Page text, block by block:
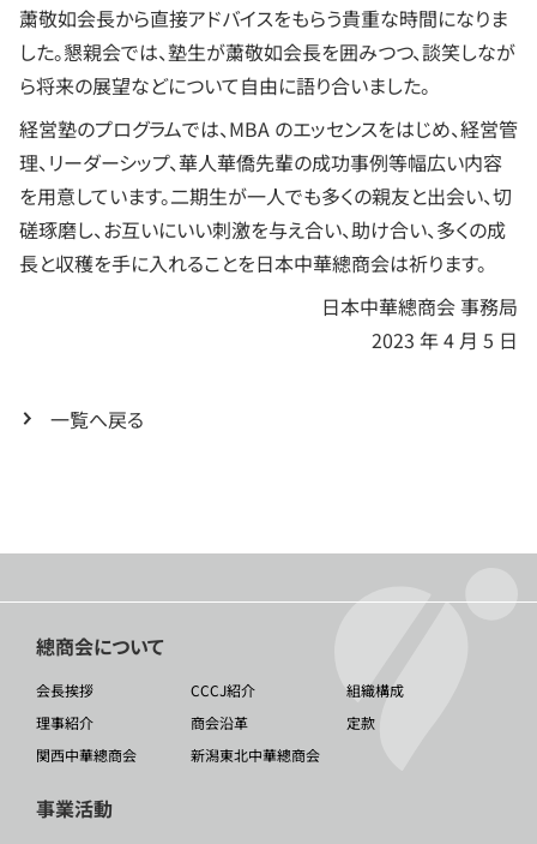
䔥敬如会長から直接アドバイスをもらう貴重な時間になりま
した。懇親会では、塾生が䔥敬如会長を囲みつつ、談笑しなが
ら将来の展望などについて自由に語り合いました。
経営塾のプログラムでは、MBA のエッセンスをはじめ、経営管
理、リーダーシップ、華人華僑先輩の成功事例等幅広い内容
を用意しています。二期生が一人でも多くの親友と出会い、切
磋琢磨し、お互いにいい刺激を与え合い、助け合い、多くの成
長と収穫を手に入れることを日本中華總商会は祈ります。
日本中華總商会 事務局
2023 年 4 月 5 日
一覧へ戻る
總商会について
会長挨拶 CCCJ紹介
組織構成
理事紹介
商会沿革
定款
関西中華總商会
新潟東北中華總商会
事業活動